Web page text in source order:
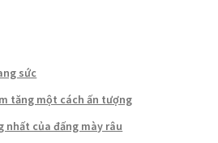
sức
tăng một cách ấn tượng
nhất của đấng mày râu